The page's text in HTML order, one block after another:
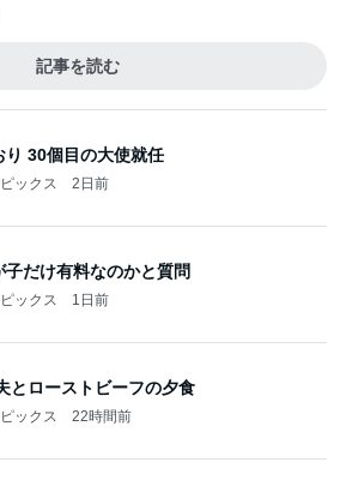
記事を読む
り 30個目の大使就任
ックス 2日前
子だけ有料なのかと質問
ックス 1日前
とローストビーフの夕食
ックス 22時間前